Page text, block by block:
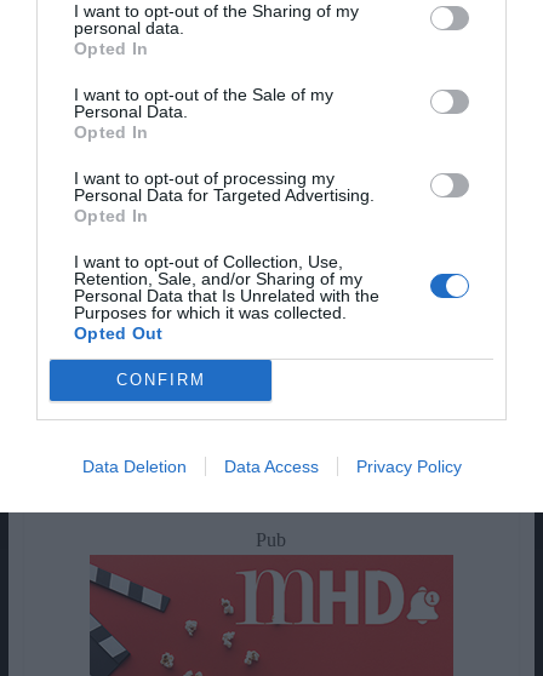
I want to opt-out of the Sharing of my
personal data.
Opted In
I want to opt-out of the Sale of my
Personal Data.
Opted In
I want to opt-out of processing my
Personal Data for Targeted Advertising.
Opted In
I want to opt-out of Collection, Use,
Retention, Sale, and/or Sharing of my
Personal Data that Is Unrelated with the
Purposes for which it was collected.
Opted Out
CONFIRM
Data Deletion Data Access Privacy Policy
O mesmo não acontece com este desastre de
tédio visual. Alertamos os leitores desta rubrica
que, se olharem demasiado tempo para esta
tristeza são capazes de ficar misteriosamente
inconscientes devido às propriedades soporíferas
Pub